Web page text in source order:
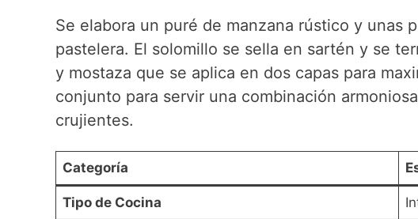
e
o
Se elabora un puré de manzana rústico y unas
pastelera. El solomillo se sella en sartén y se
y mostaza que se aplica en dos capas para
conjunto para servir una combinación
crujientes.
Categoría
Tipo de Cocina